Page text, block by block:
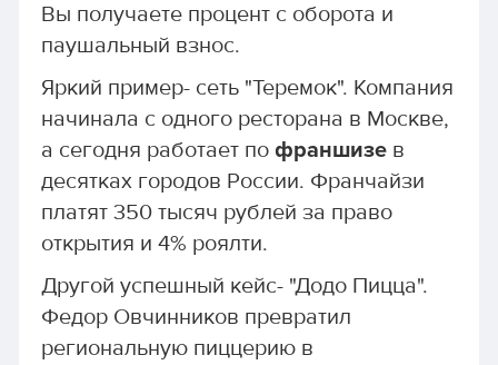
Вы получаете процент с оборота и
паушальный взнос.
Яркий пример- сеть "Теремок". Компания
начинала с одного ресторана в Москве,
а сегодня работает по франшизев
десятках городов России. Франчайзи
платят 350 тысяч рублей за право
открытия и 4% роялти.
Другой успешный кейс- "Додо Пицца".
Федор Овчинников превратил
региональную пиццерию в